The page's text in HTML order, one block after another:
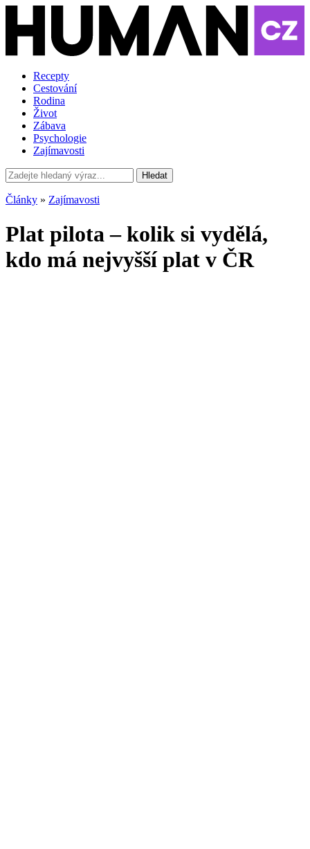
Recepty
Cestování
Rodina
Život
Zábava
Psychologie
Zajímavosti
Hledat
Články » Zajímavosti
Plat pilota – kolik si vydělá,
kdo má nejvyšší plat v ČR